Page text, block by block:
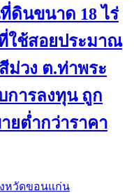
ดินขนาด 18 ไร่
ที่ใช้สอยประมาณ
ม่วง ต.ท่าพระ
การลงทุน ถูก
ยต่ำกว่าราคา
หวัดขอนแก่น